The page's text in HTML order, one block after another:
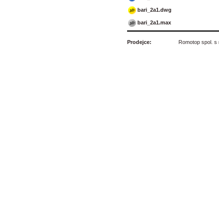
bari_2a1.dwg
bari_2a1.max
Prodejce: Romotop spol. s